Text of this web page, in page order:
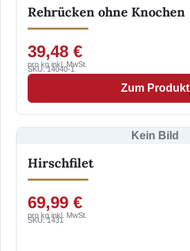
Rehrücken ohne Knochen
39,48 €
pro kg inkl. MwSt.
SKU: 14040-1
Zum Produkt
Kein Bild
Hirschfilet
69,99 €
pro kg inkl. MwSt.
SKU: 1431